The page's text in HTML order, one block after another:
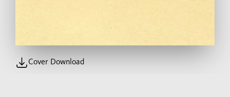
Cover Download